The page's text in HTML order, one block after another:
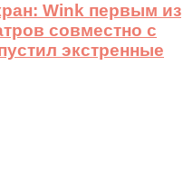
Wink первым из
совместно с
экстренные